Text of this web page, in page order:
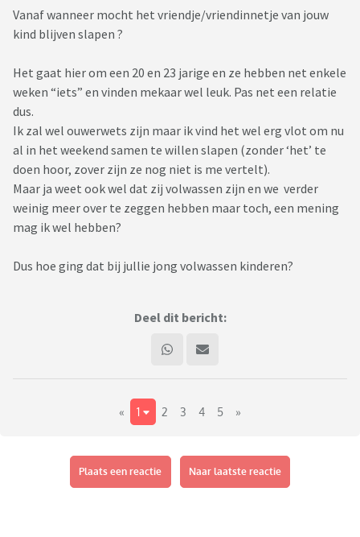
Vanaf wanneer mocht het vriendje/vriendinnetje van jouw
kind blijven slapen ?
Het gaat hier om een 20 en 23 jarige en ze hebben net enkele
weken “iets” en vinden mekaar wel leuk. Pas net een relatie
dus.
Ik zal wel ouwerwets zijn maar ik vind het wel erg vlot om nu
al in het weekend samen te willen slapen (zonder ‘het’ te
doen hoor, zover zijn ze nog niet is me vertelt).
Maar ja weet ook wel dat zij volwassen zijn en we verder
weinig meer over te zeggen hebben maar toch, een mening
mag ik wel hebben?
Dus hoe ging dat bij jullie jong volwassen kinderen?
Deel dit bericht:
« 1 2 3 4 5 »
Plaats een reactie Naar laatste reactie